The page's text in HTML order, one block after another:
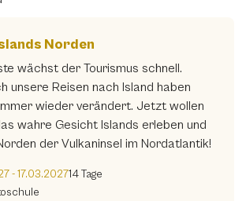
Norden
wächst der Tourismus schnell.
unsere Reisen nach Island haben
wieder verändert. Jetzt wollen
wahre Gesicht Islands erleben und
der Vulkaninsel im Nordatlantik!
- 17.03.202714 Tage